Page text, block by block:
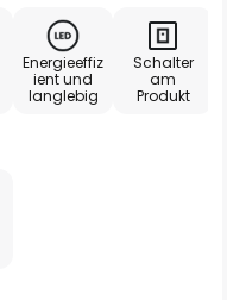
Energieeffiz
ient und
langlebig
Schalter
am
Produkt